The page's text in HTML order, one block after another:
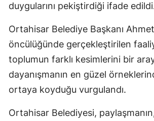
duygularını pekiştirdiği ifade
Ortahisar Belediye Başkanı Ahmet
öncülüğünde gerçekleştirilen
toplumun farklı kesimlerini bir
dayanışmanın en güzel
ortaya koyduğu vurgulandı.
Ortahisar Belediyesi,